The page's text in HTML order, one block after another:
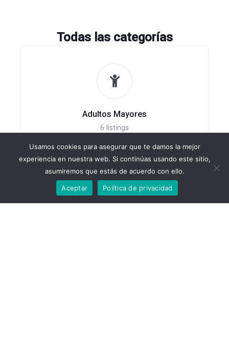
Todas las categorías
Adultos Mayores
6 listings
Usamos cookies para asegurar que te damos la mejor
experiencia en nuestra web. Si continúas usando este sitio,
asumiremos que estás de acuerdo con ello.
Aceptar Política de privacidad